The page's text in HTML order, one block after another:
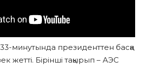
минутында президенттен басқа
жетті. Бірінші тақырып – АЭС